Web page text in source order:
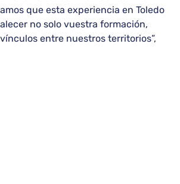
que esta experiencia en Toledo
no solo vuestra formación,
entre nuestros territorios”,